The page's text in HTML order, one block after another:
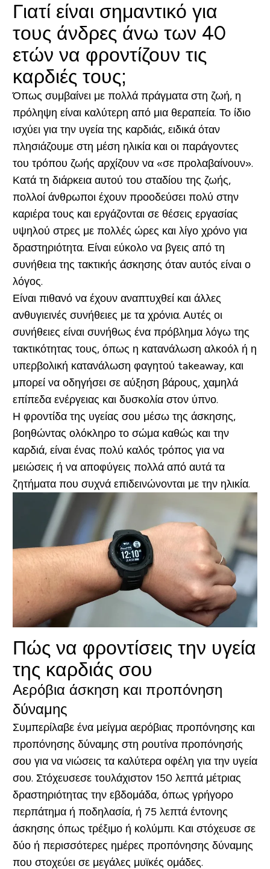
Γιατί είναι σημαντικό για
τους άνδρες άνω των 40
ετών να φροντίζουν τις
καρδιές τους;
Όπως συμβαίνει με πολλά πράγματα στη ζωή, η
πρόληψη είναι καλύτερη από μια θεραπεία. Το ίδιο
ισχύει για την υγεία της καρδιάς, ειδικά όταν
πλησιάζουμε στη μέση ηλικία και οι παράγοντες
του τρόπου ζωής αρχίζουν να «σε προλαβαίνουν».
Κατά τη διάρκεια αυτού του σταδίου της ζωής,
πολλοί άνθρωποι έχουν προοδεύσει πολύ στην
καριέρα τους και εργάζονται σε θέσεις εργασίας
υψηλού στρες με πολλές ώρες και λίγο χρόνο για
δραστηριότητα. Είναι εύκολο να βγεις από τη
συνήθεια της τακτικής άσκησης όταν αυτός είναι ο
λόγος.
Είναι πιθανό να έχουν αναπτυχθεί και άλλες
ανθυγιεινές συνήθειες με τα χρόνια. Αυτές οι
συνήθειες είναι συνήθως ένα πρόβλημα λόγω της
τακτικότητας τους, όπως η κατανάλωση αλκοόλ ή η
υπερβολική κατανάλωση φαγητού takeaway, και
μπορεί να οδηγήσει σε αύξηση βάρους, χαμηλά
επίπεδα ενέργειας και δυσκολία στον ύπνο.
Η φροντίδα της υγείας σου μέσω της άσκησης,
βοηθώντας ολόκληρο το σώμα καθώς και την
καρδιά, είναι ένας πολύ καλός τρόπος για να
μειώσεις ή να αποφύγεις πολλά από αυτά τα
ζητήματα που συχνά επιδεινώνονται με την ηλικία.
Πώς να φροντίσεις την υγεία
της καρδιάς σου
Αερόβια άσκηση και προπόνηση
δύναμης
Συμπερίλαβε ένα μείγμα αερόβιας προπόνησης και
προπόνησης δύναμης στη ρουτίνα προπόνησής
σου για να νιώσεις τα καλύτερα οφέλη για την υγεία
σου. Στόχευσεσε τουλάχιστον 150 λεπτά μέτριας
δραστηριότητας την εβδομάδα, όπως γρήγορο
περπάτημα ή ποδηλασία, ή 75 λεπτά έντονης
άσκησης όπως τρέξιμο ή κολύμπι. Και στόχευσε σε
δύο ή περισσότερες ημέρες προπόνησης δύναμης
που στοχεύει σε μεγάλες μυϊκές ομάδες.